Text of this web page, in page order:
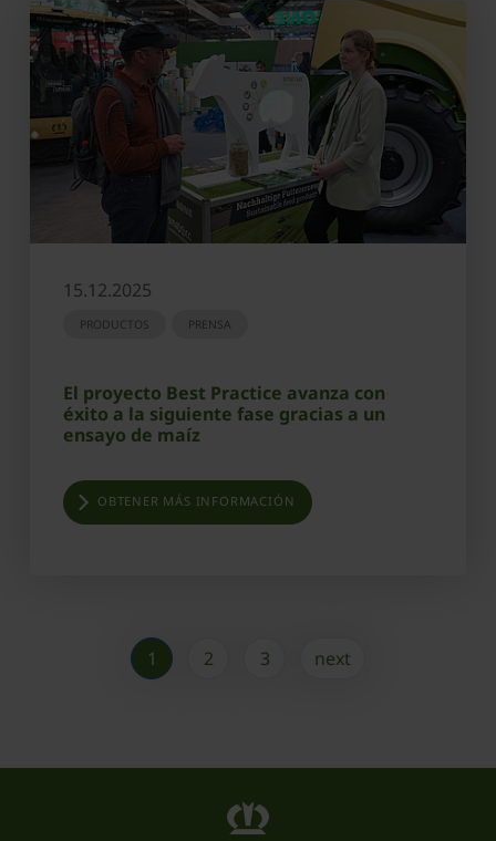
15.12.2025
PRODUCTOS PRENSA
El proyecto Best Practice avanza con
éxito a la siguiente fase gracias a un
ensayo de maíz
OBTENER MÁS INFORMACIÓN
1 2 3 next